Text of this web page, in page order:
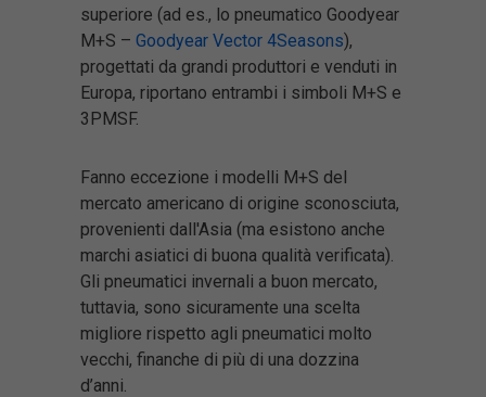
superiore (ad es., lo pneumatico Goodyear
M+S – Goodyear Vector 4Seasons),
progettati da grandi produttori e venduti in
Europa, riportano entrambi i simboli M+S e
3PMSF.
Fanno eccezione i modelli M+S del
mercato americano di origine sconosciuta,
provenienti dall'Asia (ma esistono anche
marchi asiatici di buona qualità verificata).
Gli pneumatici invernali a buon mercato,
tuttavia, sono sicuramente una scelta
migliore rispetto agli pneumatici molto
vecchi, finanche di più di una dozzina
d’anni.